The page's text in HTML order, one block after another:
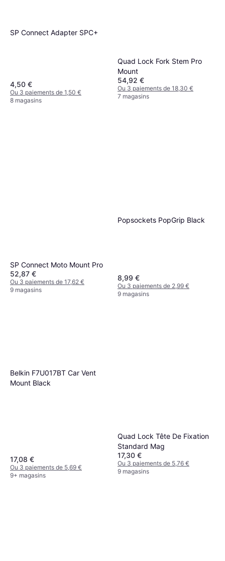
SP Connect Adapter SPC+
4,50 €
Ou 3 paiements de 1,50 €
8 magasins
Quad Lock Fork Stem Pro
Mount
54,92 €
Ou 3 paiements de 18,30 €
7 magasins
SP Connect Moto Mount Pro
52,87 €
Ou 3 paiements de 17,62 €
9 magasins
Popsockets PopGrip Black
8,99 €
Ou 3 paiements de 2,99 €
9 magasins
Belkin F7U017BT Car Vent
Mount Black
17,08 €
Ou 3 paiements de 5,69 €
9+ magasins
Quad Lock Tête De Fixation
Standard Mag
17,30 €
Ou 3 paiements de 5,76 €
9 magasins